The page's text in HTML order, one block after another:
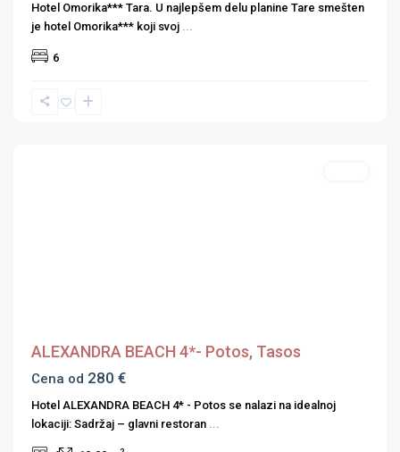
Hotel Omorika*** Tara. U najlepšem delu planine Tare smešten
je hotel Omorika*** koji svoj ...
6
Grčka
Hoteli
ALEXANDRA BEACH 4*- Potos, Tasos
Cena od 280 €
Hotel ALEXANDRA BEACH 4* - Potos se nalazi na idealnoj
lokaciji: Sadržaj – glavni restoran ...